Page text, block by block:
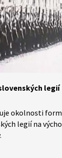
legií
okolnosti
legií na